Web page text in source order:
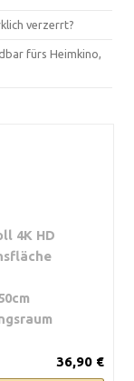
verzerrt?
fürs Heimkino,
4K HD
36,90 €